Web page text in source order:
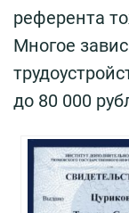
референта
Многое
до 80 000